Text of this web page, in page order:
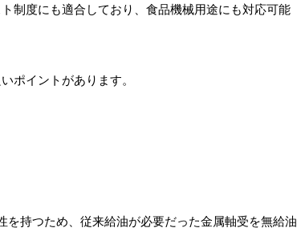
制度にも適合しており、食品機械用途にも対応可能
ポイントがあります。
を持つため、従来給油が必要だった金属軸受を無給油